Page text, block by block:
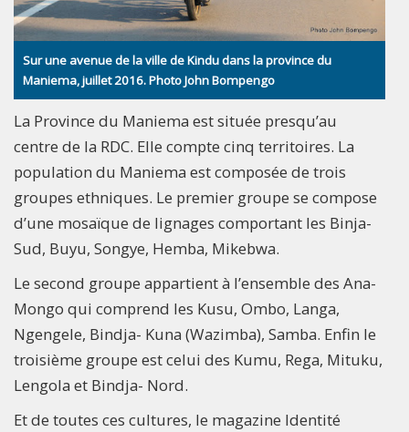
Sur une avenue de la ville de Kindu dans la province du
Maniema, juillet 2016. Photo John Bompengo
La Province du Maniema est située presqu’au
centre de la RDC. Elle compte cinq territoires. La
population du Maniema est composée de trois
groupes ethniques. Le premier groupe se compose
d’une mosaïque de lignages comportant les Binja-
Sud, Buyu, Songye, Hemba, Mikebwa.
Le second groupe appartient à l’ensemble des Ana-
Mongo qui comprend les Kusu, Ombo, Langa,
Ngengele, Bindja- Kuna (Wazimba), Samba. Enfin le
troisième groupe est celui des Kumu, Rega, Mituku,
Lengola et Bindja- Nord.
Et de toutes ces cultures, le magazine Identité